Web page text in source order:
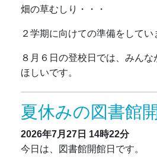
畑の草むしり・・・
２学期に向けての準備をしてい
８月６日の登校日では、みんな
ほしいです。
夏休みの図書館
2026年7月27日 14時22分
今日は、図書館開館日です。